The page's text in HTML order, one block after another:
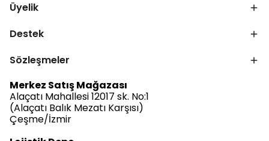
Üyelik
Destek
Sözleşmeler
Merkez Satış Mağazası
Alaçatı Mahallesi 12017 sk. No:1
(Alaçatı Balık Mezatı Karşısı)
Çeşme/İzmir